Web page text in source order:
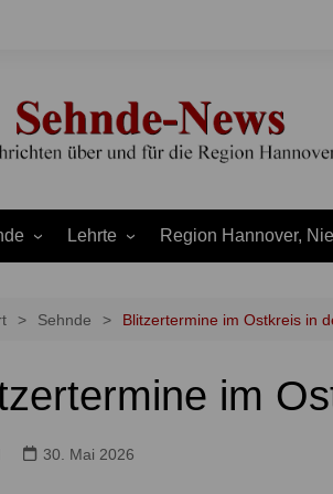
Lehrte
Aligse
Hämelerwald
Kolshorn
Region Hannover,
Uetze
LEADER und
Sehnde Blitzertermine im Ostkreis in
im
30. Mai 2026